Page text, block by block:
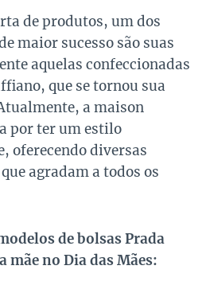
de produtos, um dos
maior sucesso são suas
aquelas confeccionadas
que se tornou sua
a maison
por ter um estilo
oferecendo diversas
agradam a todos os
de bolsas Prada
mãe no Dia das Mães: